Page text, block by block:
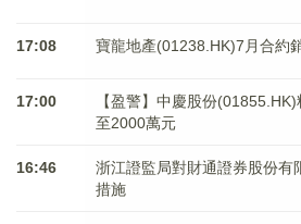
17:08 寶龍地產(01238.HK)7月合約
17:00
【盈警】中慶股份
至2000萬元
16:46
浙江證監局對財通證券股份有
措施